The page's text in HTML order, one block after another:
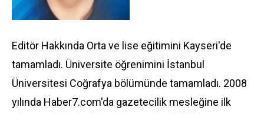
Editör Hakkında Orta ve lise eğitimini Kayseri'de
tamamladı. Üniversite öğrenimini İstanbul
Üniversitesi Coğrafya bölümünde tamamladı. 2008
yılında Haber7.com'da gazetecilik mesleğine ilk